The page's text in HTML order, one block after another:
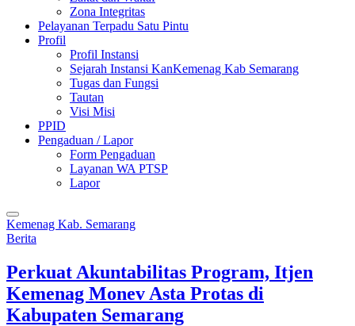
Zona Integritas
Pelayanan Terpadu Satu Pintu
Profil
Profil Instansi
Sejarah Instansi KanKemenag Kab Semarang
Tugas dan Fungsi
Tautan
Visi Misi
PPID
Pengaduan / Lapor
Form Pengaduan
Layanan WA PTSP
Lapor
Kemenag Kab. Semarang
Berita
Perkuat Akuntabilitas Program, Itjen
Kemenag Monev Asta Protas di
Kabupaten Semarang